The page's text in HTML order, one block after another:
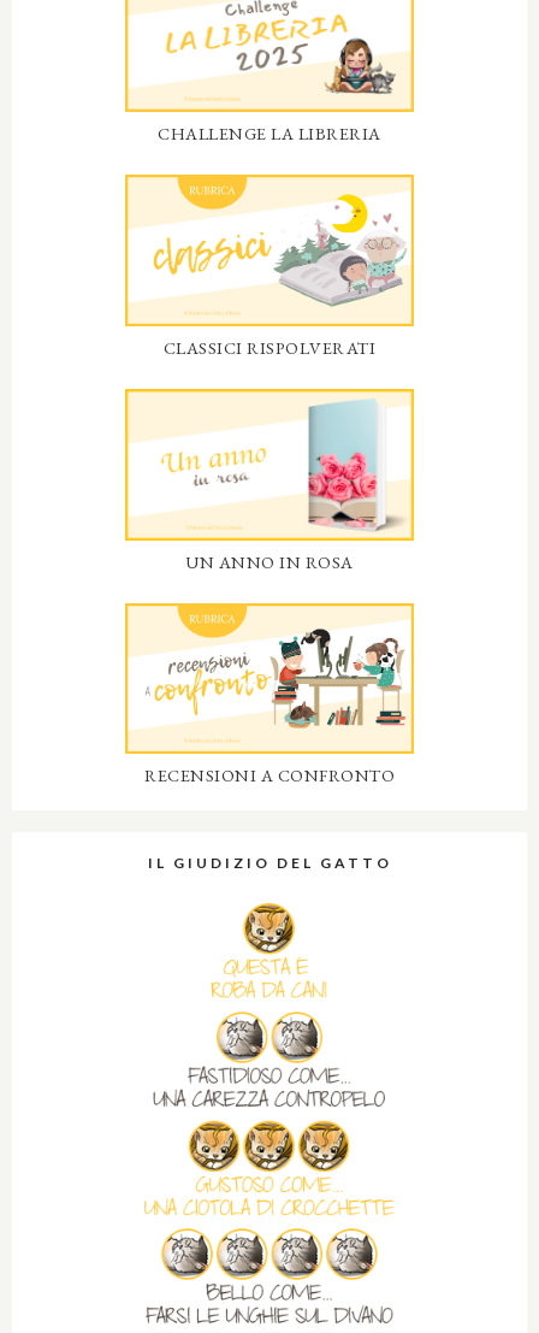
CHALLENGE LA LIBRERIA
CLASSICI RISPOLVERATI
UN ANNO IN ROSA
RECENSIONI A CONFRONTO
IL GIUDIZIO DEL GATTO